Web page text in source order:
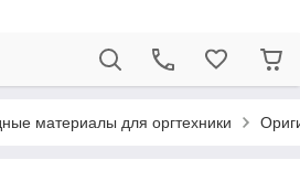
материалы для оргтехники